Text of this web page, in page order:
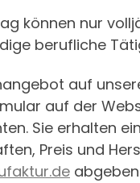
können nur
berufliche
auf
auf der
Sie erhalten
Preis und